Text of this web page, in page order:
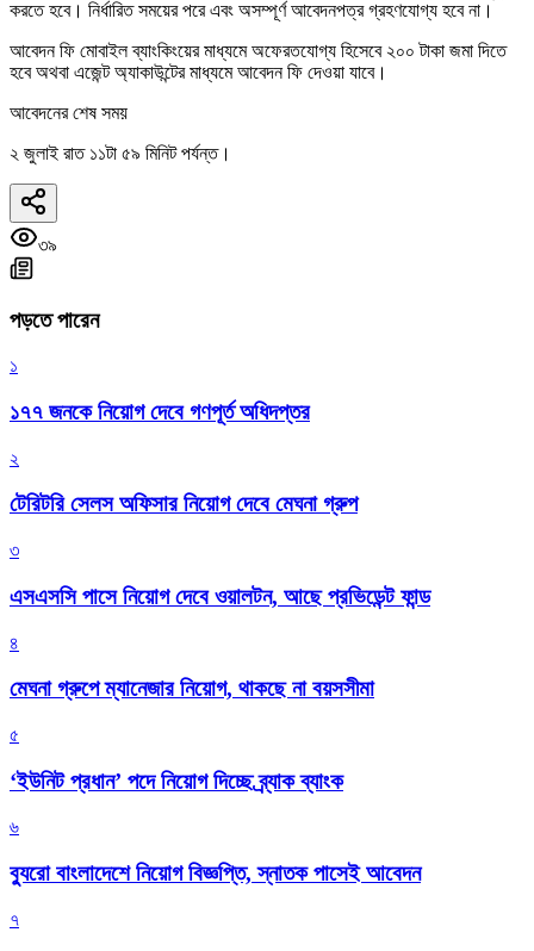
করতে হবে। নির্ধারিত সময়ের পরে এবং অসম্পূর্ণ আবেদনপত্র গ্রহণযোগ্য হবে না।
আবেদন ফি মোবাইল ব্যাংকিংয়ের মাধ্যমে অফেরতযোগ্য হিসেবে ২০০ টাকা জমা দিতে
হবে অথবা এজেন্ট অ্যাকাউন্টের মাধ্যমে আবেদন ফি দেওয়া যাবে।
আবেদনের শেষ সময়
২ জুলাই রাত ১১টা ৫৯ মিনিট পর্যন্ত।
৩৯
পড়তে পারেন
১
১৭৭ জনকে নিয়োগ দেবে গণপূর্ত অধিদপ্তর
২
টেরিটরি সেলস অফিসার নিয়োগ দেবে মেঘনা গ্রুপ
৩
এসএসসি পাসে নিয়োগ দেবে ওয়ালটন, আছে প্রভিডেন্ট ফান্ড
৪
মেঘনা গ্রুপে ম্যানেজার নিয়োগ, থাকছে না বয়সসীমা
৫
‘ইউনিট প্রধান’ পদে নিয়োগ দিচ্ছে ব্র্যাক ব্যাংক
৬
ব্যুরো বাংলাদেশে নিয়োগ বিজ্ঞপ্তি, স্নাতক পাসেই আবেদন
৭